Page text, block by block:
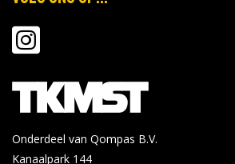
Onderdeel van Qompas B.V.
Kanaalpark 144